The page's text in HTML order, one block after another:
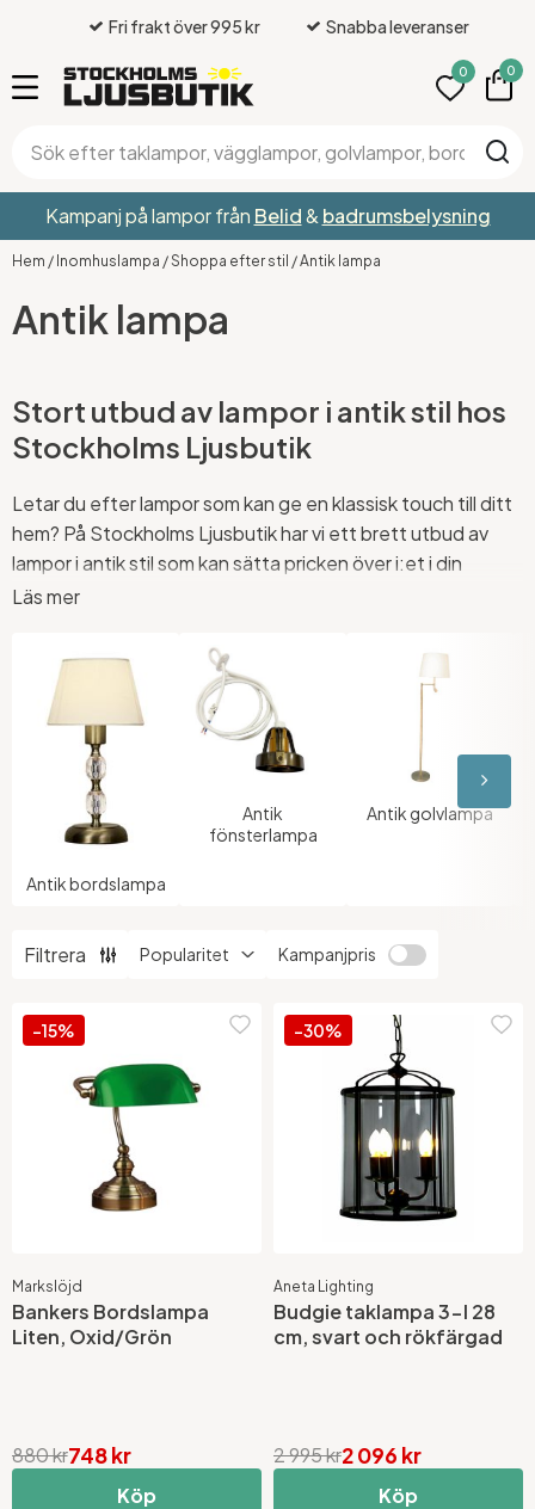
Fri frakt över 995 kr Snabba leveranser
0 0
Kampanj på lampor från Belid& badrumsbelysning
Hem / Inomhuslampa /Shoppa efter stil /Antik lampa
Antik lampa
Stort utbud av lampor i antik stil hos
Stockholms Ljusbutik
Letar du efter lampor som kan ge en klassisk touch till ditt
hem? På Stockholms Ljusbutik har vi ett brett utbud av
lampor i antik stil som kan sätta pricken över i:et i din
inredning. Våra antika lampor är perfekta för att skapa en
Läs mer
Antik bordslampa
Antik
fönsterlampa
Antik golvlampa
Filtrera Kampanjpris
-15%
Markslöjd
Bankers Bordslampa
Liten, Oxid/Grön
748 kr
880 kr
Köp
-30%
Aneta Lighting
Budgie taklampa 3-l 28
cm, svart och rökfärgad
2 096 kr
2 995 kr
Köp